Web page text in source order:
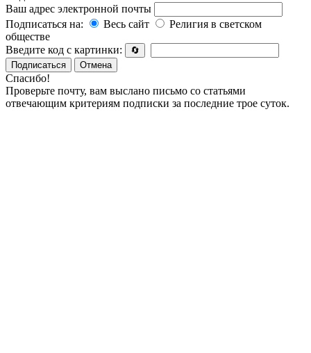
Ваш адрес электронной почты
Подписаться на:
Весь сайт
Религия в светском
обществе
Введите код с картинки:
🔄
Подписаться
Отмена
Спасибо!
Проверьте почту, вам выслано письмо со статьями
отвечающим критериям подписки за последние трое суток.